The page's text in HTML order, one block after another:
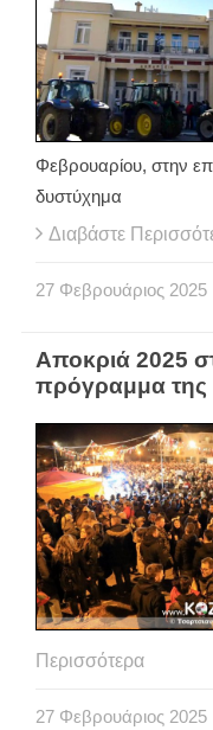
Φεβρουαρίου, στην
δυστύχημα
Διαβάστε
27 Φεβρουάριος 2025
Αποκριά 2025
πρόγραμμα της
Περισσότερα
27 Φεβρουάριος 2025